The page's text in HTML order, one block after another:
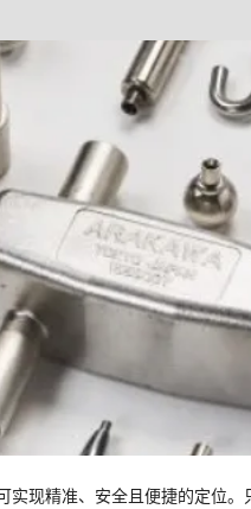
现精准、安全且便捷的定位